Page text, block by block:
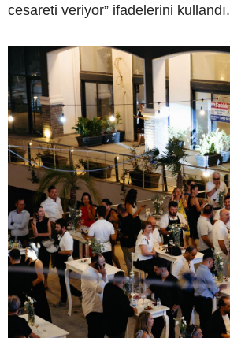
cesareti veriyor” ifadelerini kullandı.